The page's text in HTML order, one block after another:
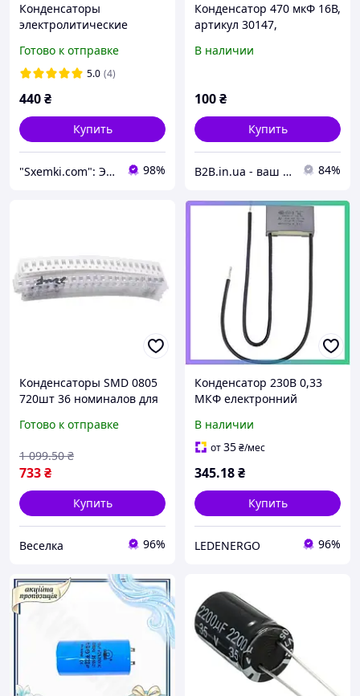
Конденсаторы
электролитические
10-50В, 24 вида
Готово к отправке
5.0 (4)
440₴
Купить
"Sxemki.com": Электроника, схемы, модули! 98%
Конденсатор 470 мкФ 16В,
артикул 30147,
для электронных схем.
В наличии
100₴
Купить
B2B.in.ua - ваш наджный партнер 84%
Конденсаторы SMD 0805
720шт 36 номиналов для
стабилизации сигналов в
Готово к отправке
733₴
1 099.50 ₴
Купить
Веселка 96%
Конденсатор 230В 0,33
МКФ електронний
електричних схем
SKU_MTN542895
В наличии
от35₴/мес
345.18₴
Купить
LEDENERGO 96%